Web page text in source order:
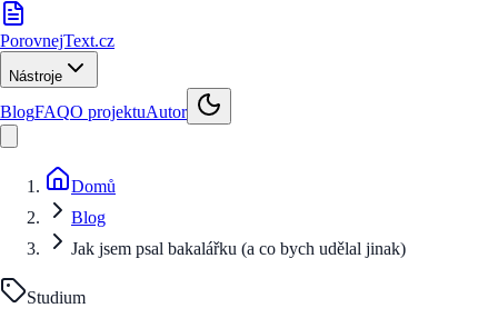
PorovnejText.cz
Nástroje
BlogFAQO projektuAutor
Domů
Blog
Jak jsem psal bakalářku (a co bych udělal jinak)
Studium